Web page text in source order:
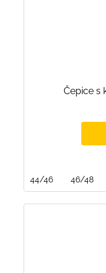
Čepice s
44/46 46/48